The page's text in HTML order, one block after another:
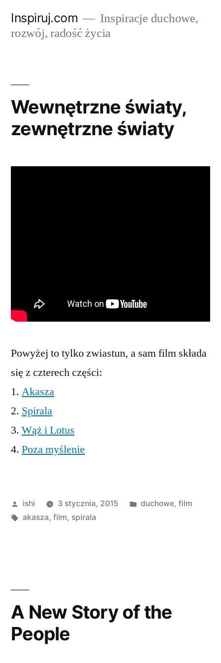
Inspiruj.com
Inspiracje duchowe,
rozwój, radość życia
Wewnętrzne światy,
zewnętrzne światy
Powyżej to tylko zwiastun, a sam film składa
się z czterech części:
1. Akasza
2. Spirala
3. Wąż i Lotus
4. Poza myślenie
Opublikowane
przez
ishi 3 stycznia, 2015
Opublikowano
duchowe,film
Tagi:
akasza, film, spirala
A New Story of the
People